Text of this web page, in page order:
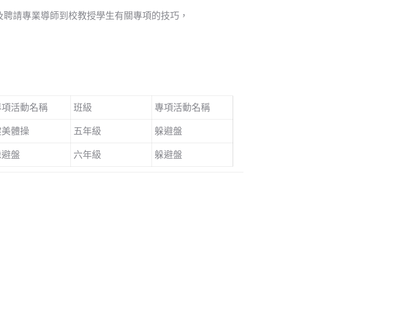
請專業導師到校教授學生有關專項的技巧，
活動名稱 班級
專項活動名稱
體操 五年級
躲避盤
盤 六年級 躲避盤